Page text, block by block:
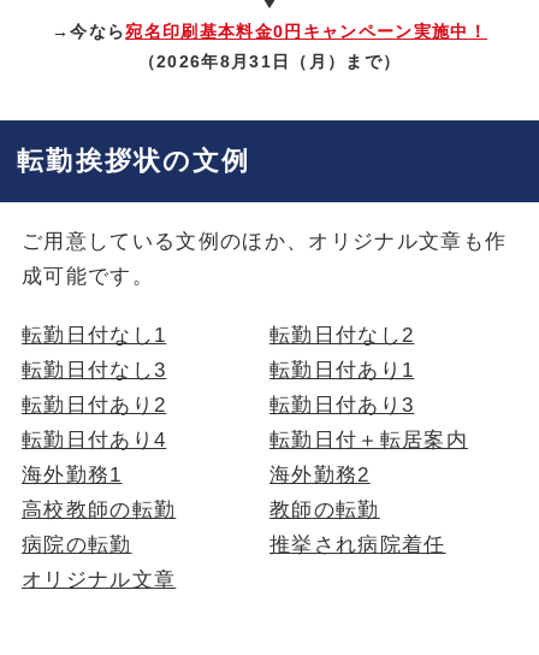
→今なら宛名印刷基本料金0円キャンペーン実施中！
（2026年8月31日（月）まで）
転勤挨拶状の文例
ご用意している文例のほか、オリジナル文章も作
成可能です。
転勤日付なし1
転勤日付なし2
転勤日付なし3
転勤日付あり1
転勤日付あり2
転勤日付あり3
転勤日付あり4
転勤日付＋転居案内
海外勤務1
海外勤務2
高校教師の転勤
教師の転勤
病院の転勤
推挙され病院着任
オリジナル文章